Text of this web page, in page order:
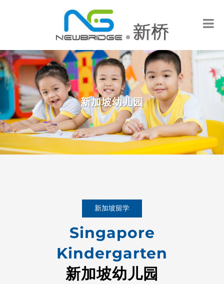
新加坡幼儿园
新加坡留学
Singapore
Kindergarten
新加坡幼儿园